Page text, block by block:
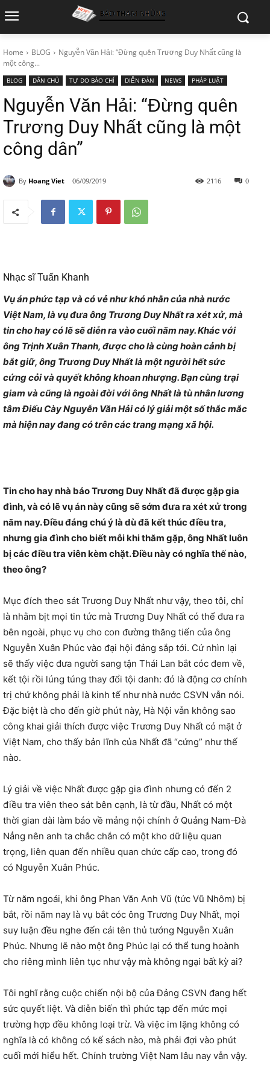
Home BLOG
Nguyễn Văn Hải: “Đừng quên Trương Duy Nhất cũng là
một công...
BLOG DÂN CHỦ TỰ DO BÁO CHÍ DIỄN ĐÀN NEWS PHÁP LUẬT
Nguyễn Văn Hải: “Đừng quên
Trương Duy Nhất cũng là một
công dân”
By Hoang Viet 06/09/2019 0
2116
Nhạc sĩ Tuấn Khanh
Vụ án phức tạp và có vẻ như khó nhằn của nhà nước
Việt Nam, là vụ đưa ông Trương Duy Nhất ra xét xử, mà
tin cho hay có lẽ sẽ diễn ra vào cuối năm nay. Khác với
ông Trịnh Xuân Thanh, được cho là cùng hoàn cảnh bị
bắt giữ, ông Trương Duy Nhất là một người hết sức
cứng cỏi và quyết không khoan nhượng. Bạn cùng trại
giam và cũng là ngoài đời với ông Nhất là tù nhân lương
tâm Điếu Cày Nguyễn Văn Hải có lý giải một số thắc mắc
mà hiện nay đang có trên các trang mạng xã hội.
Tin cho hay nhà báo Trương Duy Nhất đã được gặp gia
đình, và có lẽ vụ án này cũng sẽ sớm đưa ra xét xử trong
năm nay. Điều đáng chú ý là dù đã kết thúc điều tra,
nhưng gia đình cho biết mỗi khi thăm gặp, ông Nhất luôn
bị các điều tra viên kèm chặt. Điều này có nghĩa thế nào,
theo ông?
Mục đích theo sát Trương Duy Nhất như vậy, theo tôi, chỉ
là nhằm bịt mọi tin tức mà Trương Duy Nhất có thể đưa ra
bên ngoài, phục vụ cho con đường thăng tiến của ông
Nguyễn Xuân Phúc vào đại hội đảng sắp tới. Cứ nhìn lại
sẽ thấy việc đưa người sang tận Thái Lan bắt cóc đem về,
kết tội rồi lúng túng thay đổi tội danh: đó là động cơ chính
trị chứ không phải là kinh tế như nhà nước CSVN vẫn nói.
Đặc biệt là cho đến giờ phút này, Hà Nội vẫn không sao
công khai giải thích được việc Trương Duy Nhất có mặt ở
Việt Nam, cho thấy bản lĩnh của Nhất đã “cứng” như thế
nào.
Lý giải về việc Nhất được gặp gia đình nhưng có đến 2
điều tra viên theo sát bên cạnh, là từ đầu, Nhất có một
thời gian dài làm báo về mảng nội chính ở Quảng Nam-Đà
Nẳng nên anh ta chắc chắn có một kho dữ liệu quan
trọng, liên quan đến nhiều quan chức cấp cao, trong đó
có Nguyễn Xuân Phúc.
Từ năm ngoái, khi ông Phan Văn Anh Vũ (tức Vũ Nhôm) bị
bắt, rồi năm nay là vụ bắt cóc ông Trương Duy Nhất, mọi
suy luận đều nghe đến cái tên thủ tướng Nguyễn Xuân
Phúc. Nhưng lẽ nào một ông Phúc lại có thể tung hoành
cho riêng mình liên tục như vậy mà không ngại bất kỳ ai?
Tôi nghĩ rằng cuộc chiến nội bộ của Đảng CSVN đang hết
sức quyết liệt. Và diễn biến thì phức tạp đến mức mọi
trường hợp đều không loại trừ. Và việc im lặng không có
nghĩa là có không có kế sách nào, mà phải đợi vào phút
cuối mới hiểu hết. Chính trường Việt Nam lâu nay vẫn vậy.